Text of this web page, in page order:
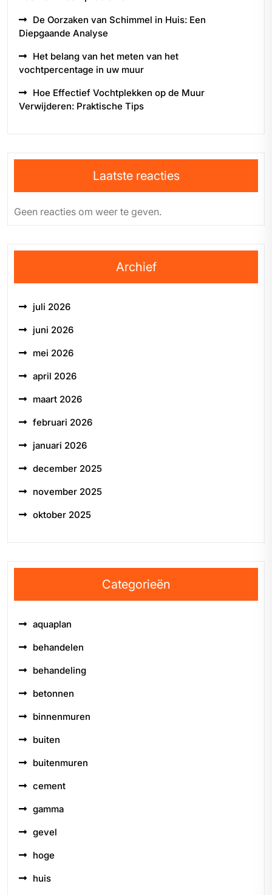
De Oorzaken van Schimmel in Huis: Een
Diepgaande Analyse
Het belang van het meten van het
vochtpercentage in uw muur
Hoe Effectief Vochtplekken op de Muur
Verwijderen: Praktische Tips
Laatste reacties
Geen reacties om weer te geven.
Archief
juli 2026
juni 2026
mei 2026
april 2026
maart 2026
februari 2026
januari 2026
december 2025
november 2025
oktober 2025
Categorieën
aquaplan
behandelen
behandeling
betonnen
binnenmuren
buiten
buitenmuren
cement
gamma
gevel
hoge
huis